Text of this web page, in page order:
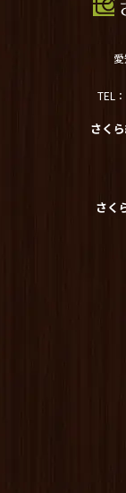
TEL：
さく
さく